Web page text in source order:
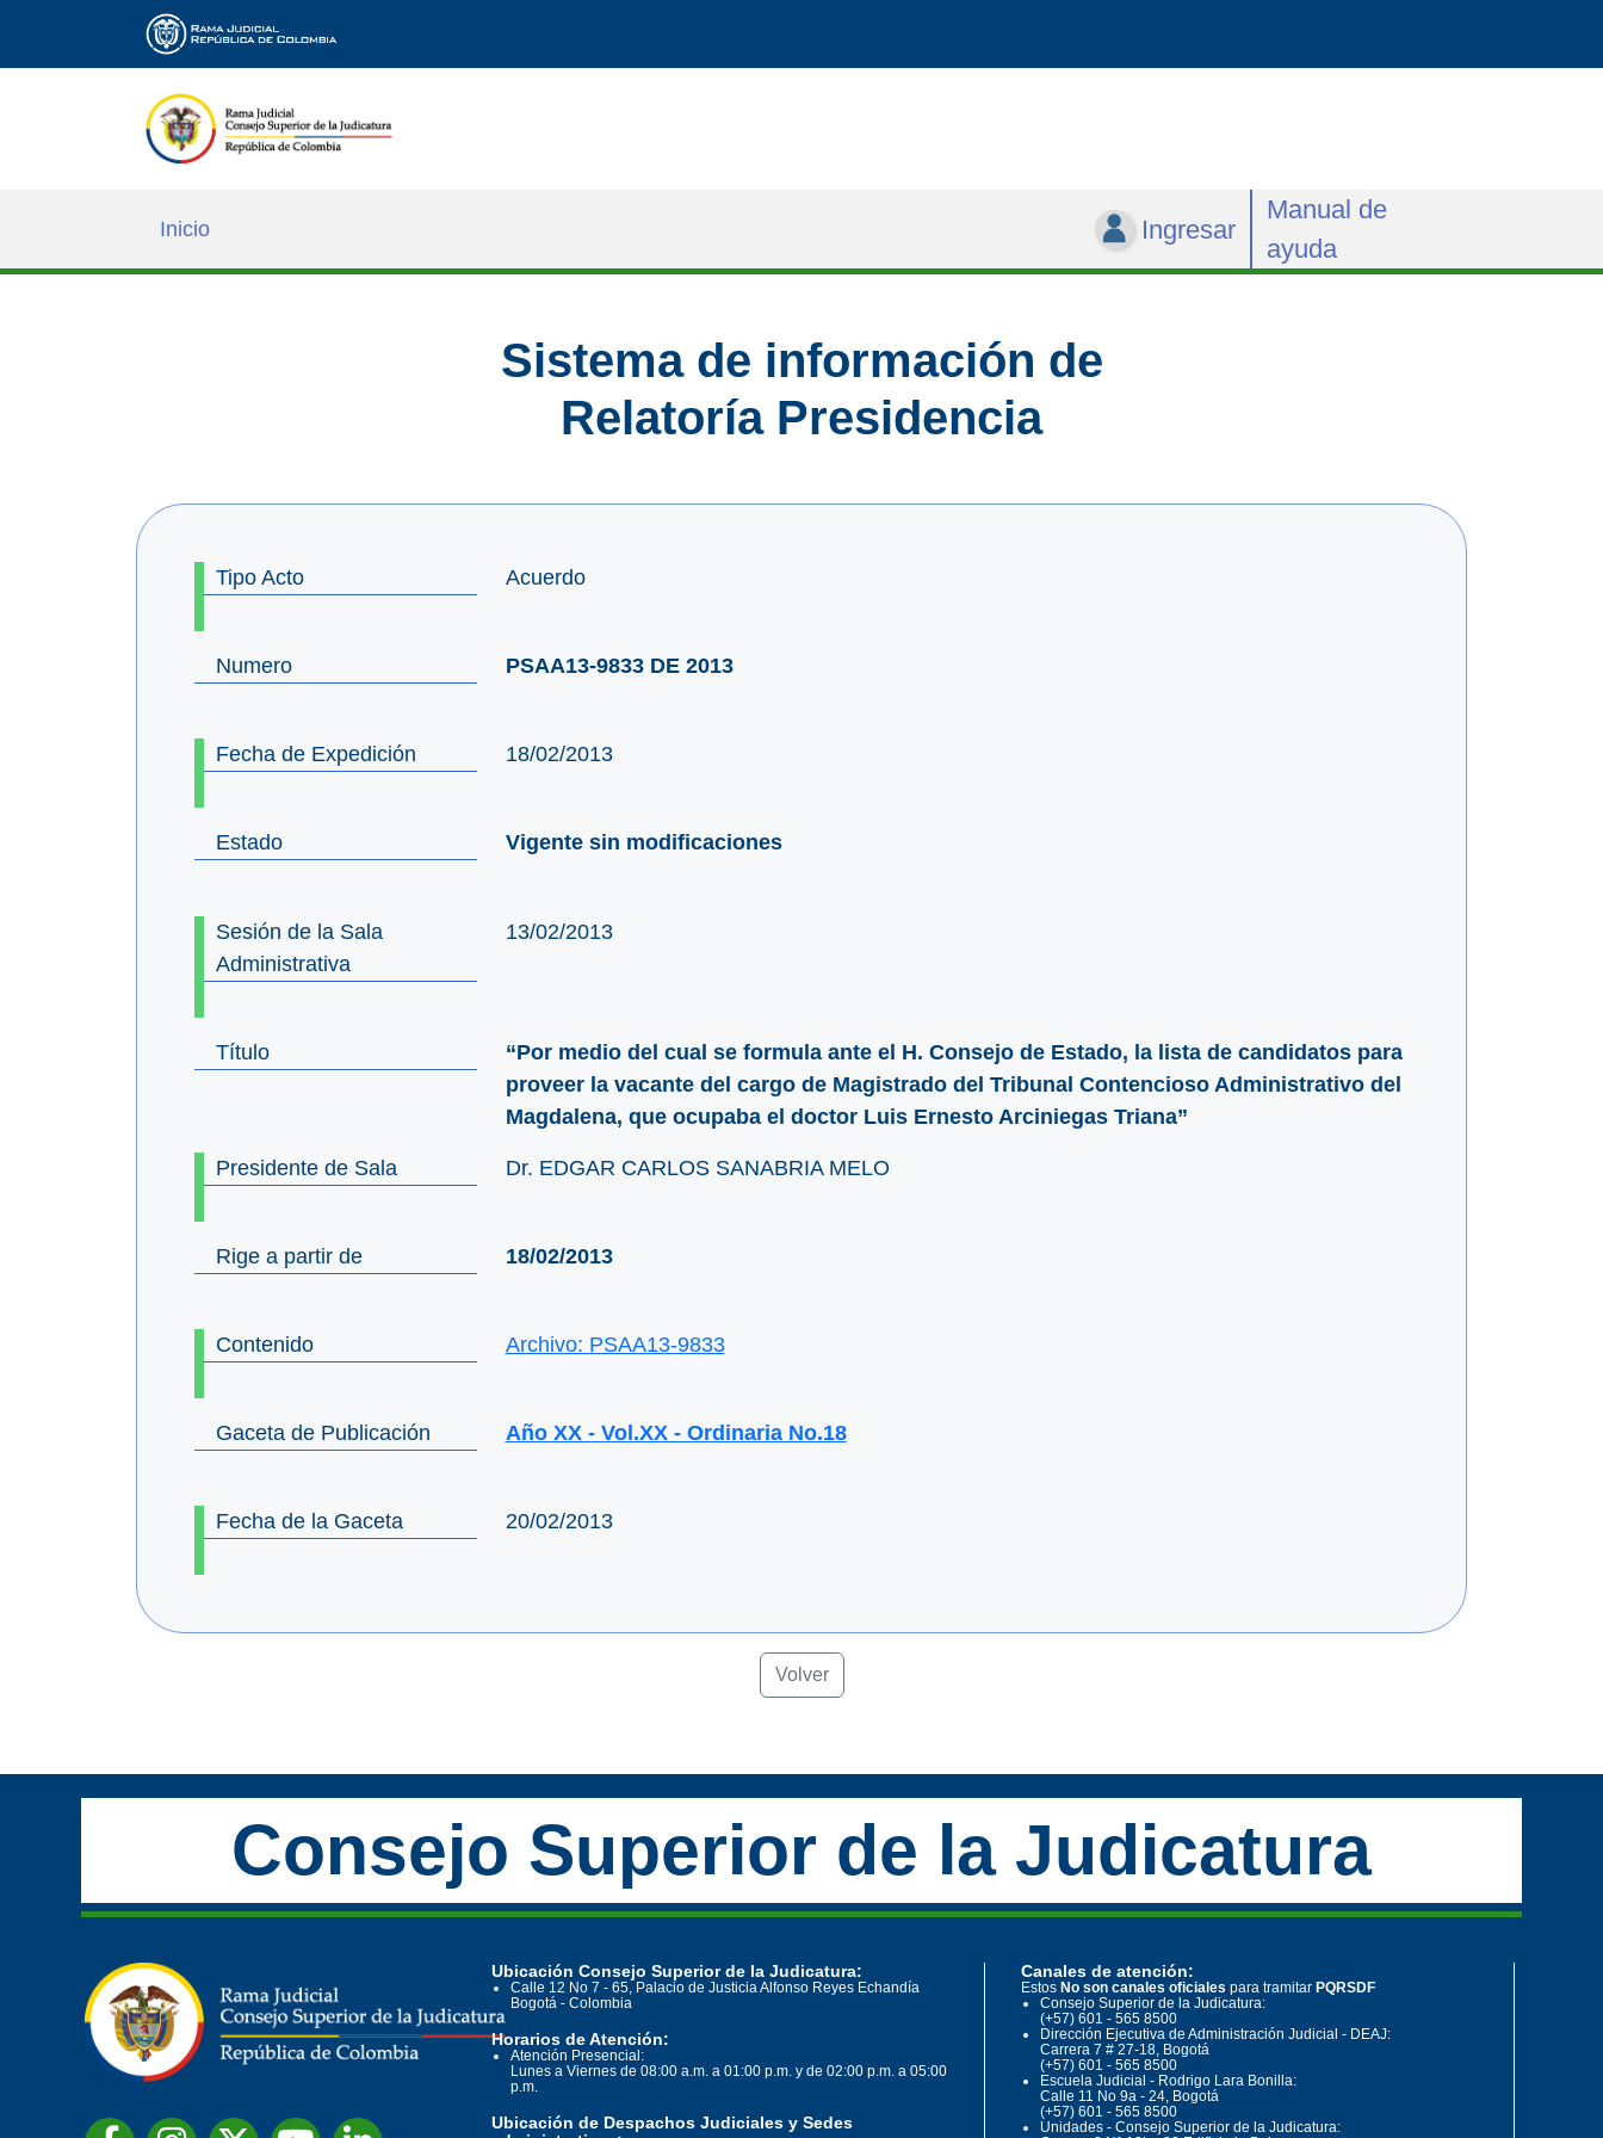
Inicio Ingresar
Manual de
ayuda
Sistema de información de
Relatoría Presidencia
Tipo Acto Acuerdo
Numero PSAA13-9833 DE 2013
Fecha de Expedición 18/02/2013
Estado Vigente sin modificaciones
Sesión de la Sala
Administrativa
13/02/2013
Título
“Por medio del cual se formula ante el H. Consejo de Estado, la lista de candidatos para
proveer la vacante del cargo de Magistrado del Tribunal Contencioso Administrativo del
Magdalena, que ocupaba el doctor Luis Ernesto Arciniegas Triana”
Presidente de Sala Dr. EDGAR CARLOS SANABRIA MELO
Rige a partir de 18/02/2013
Contenido Archivo: PSAA13-9833
Gaceta de Publicación Año XX - Vol.XX - Ordinaria No.18
Fecha de la Gaceta 20/02/2013
Volver
Consejo Superior de la Judicatura
Ubicación Consejo Superior de la Judicatura:
Calle 12 No 7 - 65, Palacio de Justicia Alfonso Reyes Echandía
Bogotá - Colombia
Horarios de Atención:
Atención Presencial:
Lunes a Viernes de 08:00 a.m. a 01:00 p.m. y de 02:00 p.m. a 05:00
p.m.
Ubicación de Despachos Judiciales y Sedes
Canales de atención:
Estos No son canales oficiales para tramitar PQRSDF
Consejo Superior de la Judicatura:
(+57) 601 - 565 8500
Dirección Ejecutiva de Administración Judicial - DEAJ:
Carrera 7 # 27-18, Bogotá
(+57) 601 - 565 8500
Escuela Judicial - Rodrigo Lara Bonilla:
Calle 11 No 9a - 24, Bogotá
(+57) 601 - 565 8500
Unidades - Consejo Superior de la Judicatura: